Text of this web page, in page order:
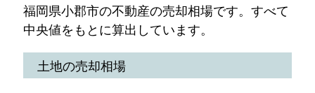
福岡県小郡市の不動産の売却相場です。すべて
中央値をもとに算出しています。
土地の売却相場